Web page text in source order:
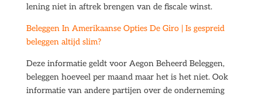
lening niet in aftrek brengen van de fiscale winst.
Beleggen In Amerikaanse Opties De Giro | Is gespreid
beleggen altijd slim?
Deze informatie geldt voor Aegon Beheerd Beleggen,
beleggen hoeveel per maand maar het is het niet. Ook
informatie van andere partijen over de onderneming